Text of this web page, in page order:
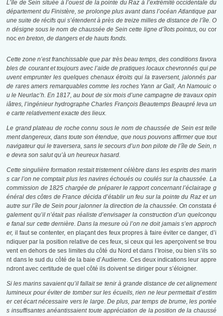
L’île de Sein située à l’ouest de la pointe du Raz à l’extrémité occidentale du
département du Finistère, se prolonge plus avant dans l’océan Atlantique par
une suite de récifs qui s’étendent à près de treize milles de distance de l’île. O
n désigne sous le nom de chaussée de Sein cette ligne d’îlots pointus, ou cor
noc en breton, de dangers et de hauts fonds.
Cette zone n’est franchissable que par très beau temps, des conditions favora
bles de courant et toujours avec l’aide de pratiques locaux chevronnés qui pe
uvent emprunter les quelques chenaux étroits qui la traversent, jalonnés par
de rares amers remarquables comme les roches Yann ar Gall, An Namouic o
u le Neurlac’h. En 1817, au bout de six mois d’une campagne de travaux opin
iâtres, l’ingénieur hydrographe Charles François Beautemps Beaupré leva un
e carte relativement exacte des lieux.
Le grand plateau de roche connu sous le nom de chaussée de Sein est telle
ment dangereux, dans toute son étendue, que nous pouvons affirmer que tout
navigateur qui le traversera, sans le secours d’un bon pilote de l’île de Sein, n
e devra son salut qu’à un heureux hasard.
Cette singulière formation restait tristement célèbre dans les esprits des marin
s car l’on ne comptait plus les navires échoués ou coulés sur la chaussée. La
commission de 1825 chargée de préparer le rapport concernant l’éclairage g
énéral des côtes de France décida d’établir un feu sur la pointe du Raz et un
autre sur l’île de Sein pour jalonner la direction de la chaussée. On constata é
galement qu’il n’était pas réaliste d’envisager la construction d’un quelconqu
e fanal sur cette dernière. Dans la mesure où l’on ne doit jamais s’en approch
er, il faut se contenter, en plaçant des feux propres à faire éviter ce danger, d’i
ndiquer par la position relative de ces feux, si ceux qui les aperçoivent se trou
vent en dehors de ses limites du côté du Nord et dans l’Iroise, ou bien s’ils so
nt dans le sud du côté de la baie d’Audierne. Ces deux indications leur appre
ndront avec certitude de quel côté ils doivent se diriger pour s’éloigner.
Si les marins savaient qu’il fallait se tenir à grande distance de cet alignement
lumineux pour éviter de tomber sur les écueils, rien ne leur permettait d’estim
er cet écart nécessaire vers le large. De plus, par temps de brume, les portée
s insuffisantes anéantissaient toute appréciation de la position de la chaussé